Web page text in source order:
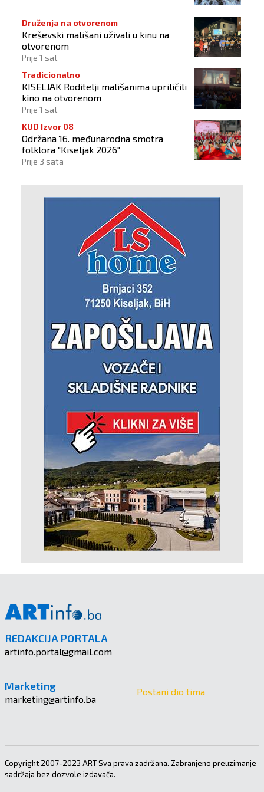
Druženja na otvorenom
Kreševski mališani uživali u kinu na
otvorenom
Prije 1 sat
Tradicionalno
KISELJAK Roditelji mališanima upriličili
kino na otvorenom
Prije 1 sat
KUD Izvor 08
Održana 16. međunarodna smotra
folklora "Kiseljak 2026"
Prije 3 sata
REDAKCIJA PORTALA
artinfo.portal@gmail.com
Marketing
marketing@artinfo.ba
Postani dio tima
Copyright 2007-2023 ART Sva prava zadržana. Zabranjeno preuzimanje
sadržaja bez dozvole izdavača.